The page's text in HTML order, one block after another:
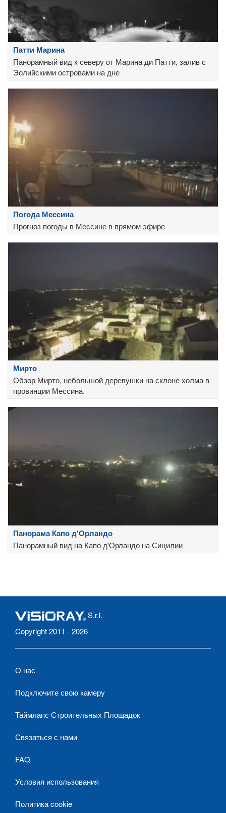
Патти Марина
Панорамный вид к северу от Марина ди Патти, залив с
Эолийскими островами на дне
Погода Мессина
Прогноз погоды в Мессине в прямом эфире
Мирто
Обзор Мирто, небольшой деревушки на склоне холма в
провинции Мессина.
Панорама Капо д'Орландо
Панорамный вид на Капо д'Орландо на Сицилии
S.r.l.
Copyright 2011 - 2026
О нас
Подключите свою камеру
Таймлапс Строительных Площадок
Связаться с нами
FAQ
Условия использования
Политика cookie